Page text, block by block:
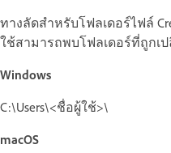
ทางลัดสำหรับโฟลเดอร์ไฟล์
ใช้สามารถพบโฟลเดอร์ที่ถูกเ
Windows
C:\Users\<ชื่อผู้ใช้>\
macOS